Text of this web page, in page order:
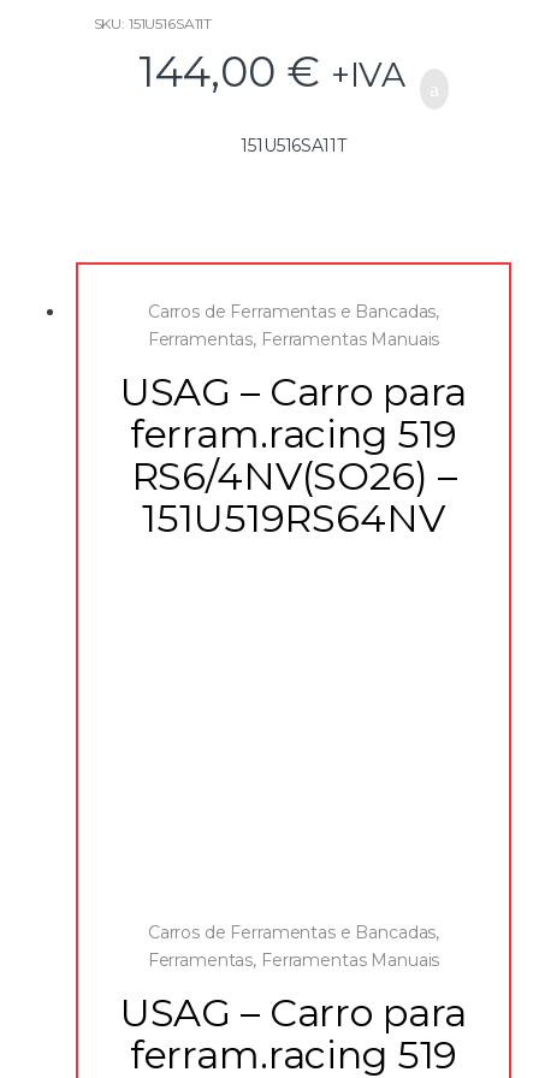
epóxido, preta, RAL 9005
SKU: 151U516SA11T
144,00 € +IVA
151U516SA11T
Carros de Ferramentas e Bancadas,
Ferramentas, Ferramentas Manuais
USAG – Carro para
ferram.racing 519
RS6/4NV(SO26) –
151U519RS64NV
Carros de Ferramentas e Bancadas,
Ferramentas, Ferramentas Manuais
USAG – Carro para
ferram.racing 519